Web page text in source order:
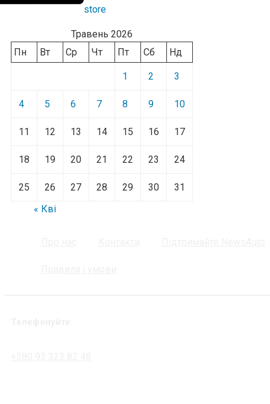
Травень 2026
Пн
Вт Ср Чт Пт Сб Нд
1 2 3
4 5 6 7 8 9 10
11 12 13 14 15 16 17
18 19 20 21 22 23 24
25 26 27 28 29 30
31
« Кві